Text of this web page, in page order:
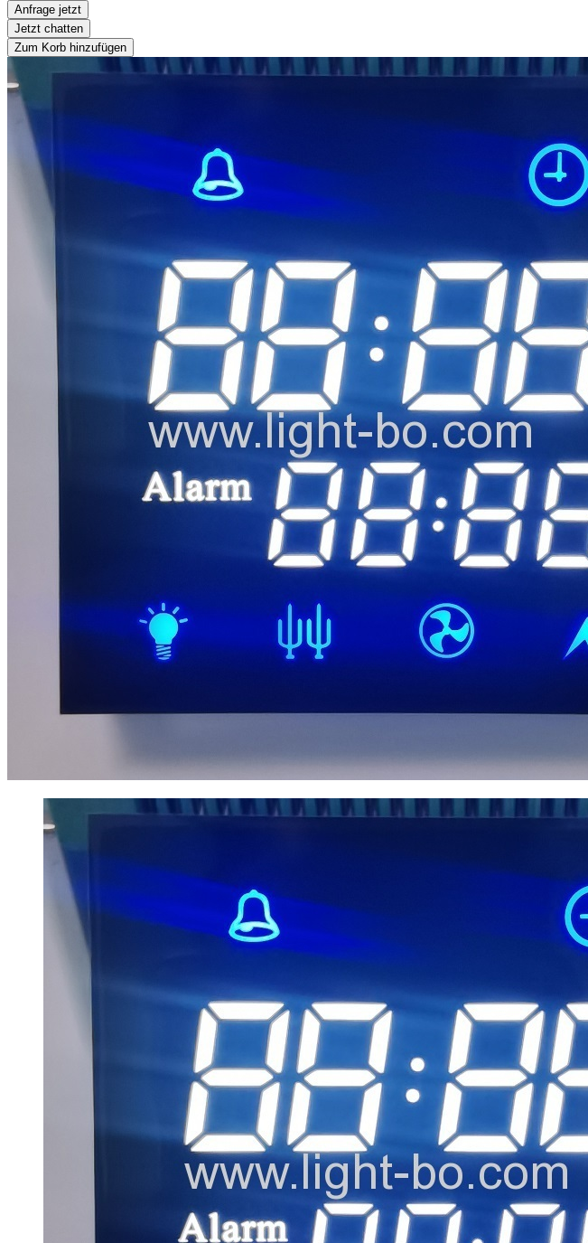
Anfrage jetzt
Jetzt chatten
Zum Korb hinzufügen